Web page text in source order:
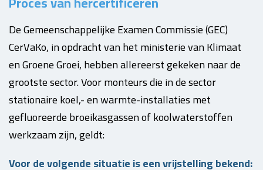
De Gemeenschappelijke Examen Commissie (GEC)
CerVaKo, in opdracht van het ministerie van Klimaat
en Groene Groei, hebben allereerst gekeken naar de
grootste sector. Voor monteurs die in de sector
stationaire koel,- en warmte-installaties met
gefluoreerde broeikasgassen of koolwaterstoffen
werkzaam zijn, geldt:
Voor de volgende situatie is een vrijstelling bekend: